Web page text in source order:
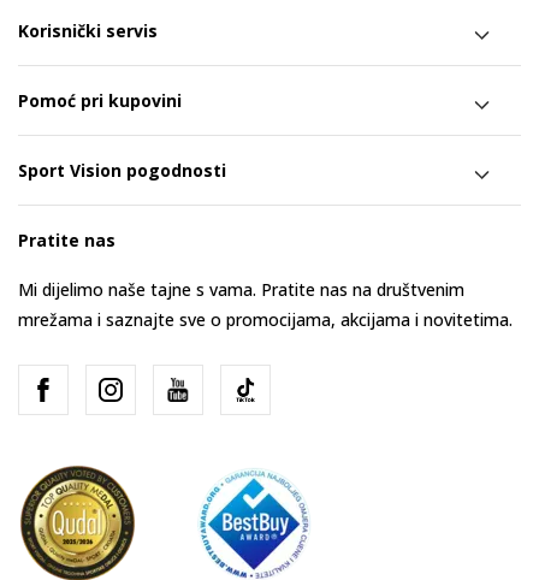
Korisnički servis
Pomoć pri kupovini
Sport Vision pogodnosti
Pratite nas
Mi dijelimo naše tajne s vama. Pratite nas na društvenim
mrežama i saznajte sve o promocijama, akcijama i novitetima.